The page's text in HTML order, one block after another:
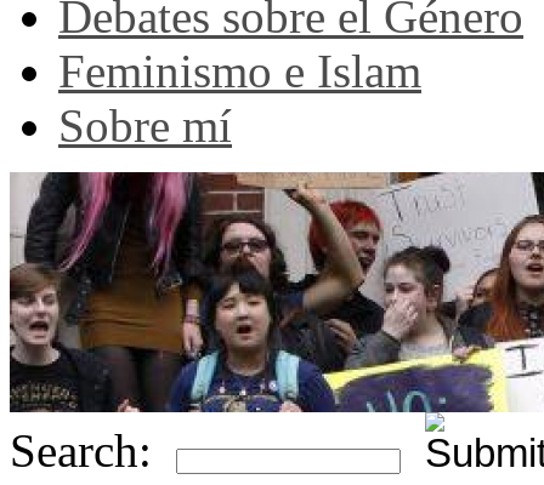
Debates sobre el Género
Feminismo e Islam
Sobre mí
Search: